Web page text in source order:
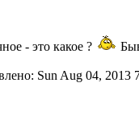
- это какое ?
Sun Aug 04, 2013